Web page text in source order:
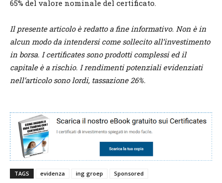
65% del valore nominale del certificato.
Il presente articolo è redatto a fine informativo. Non è in
alcun modo da intendersi come sollecito all’investimento
in borsa. I certificates sono prodotti complessi ed il
capitale è a rischio. I rendimenti potenziali evidenziati
nell’articolo sono lordi, tassazione 26%.
TAGS evidenza ing groep Sponsored